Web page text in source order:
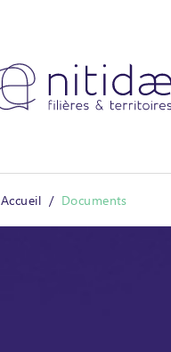
Accueil Documents